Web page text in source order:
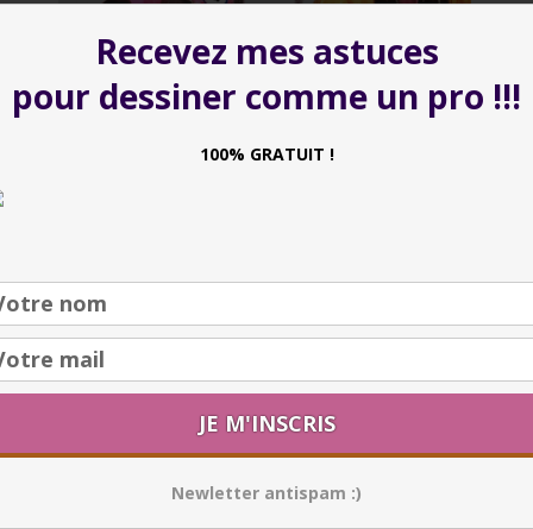
Recevez mes astuces
pour dessiner comme un pro !!!
100% GRATUIT !
Newletter antispam :)